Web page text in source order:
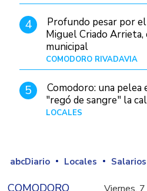
4
Profundo pesar por
Miguel Criado
municipal
COMODORO RIVADAVIA
5
Comodoro: una pelea
"regó de sangre" la
LOCALES
abcDiario Locales Salarios